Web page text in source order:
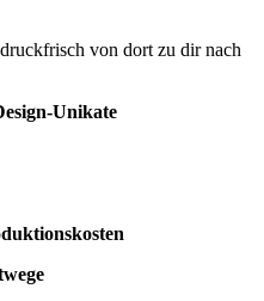
von dort zu dir nach
Unikate